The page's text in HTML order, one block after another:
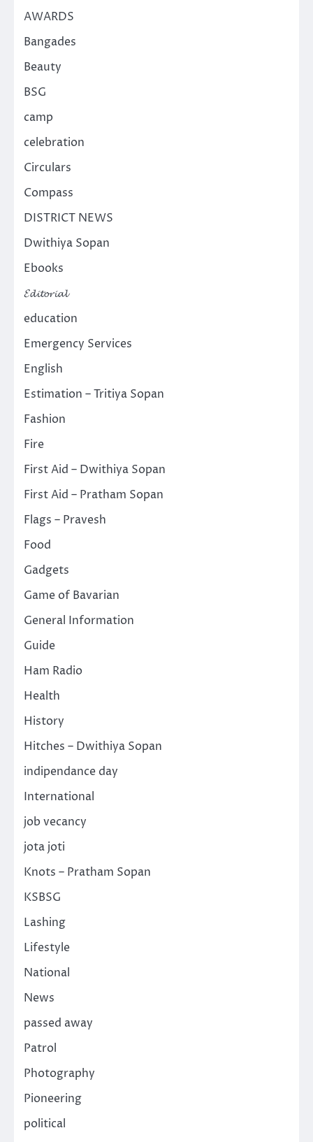
AWARDS
Bangades
Beauty
BSG
camp
celebration
Circulars
Compass
DISTRICT NEWS
Dwithiya Sopan
Ebooks
𝓔𝓭𝓲𝓽𝓸𝓻𝓲𝓪𝓵
education
Emergency Services
English
Estimation – Tritiya Sopan
Fashion
Fire
First Aid – Dwithiya Sopan
First Aid – Pratham Sopan
Flags – Pravesh
Food
Gadgets
Game of Bavarian
General Information
Guide
Ham Radio
Health
History
Hitches – Dwithiya Sopan
indipendance day
International
job vecancy
jota joti
Knots – Pratham Sopan
KSBSG
Lashing
Lifestyle
National
News
passed away
Patrol
Photography
Pioneering
political